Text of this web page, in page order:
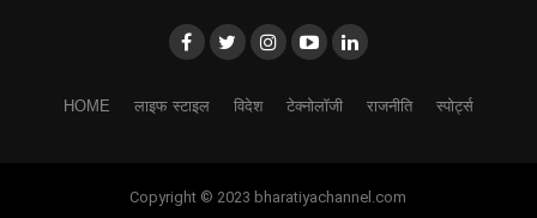
HOME लाइफ स्टाइल विदेश टेक्नोलॉजी राजनीति स्पोर्ट्स
Copyright © 2023 bharatiyachannel.com